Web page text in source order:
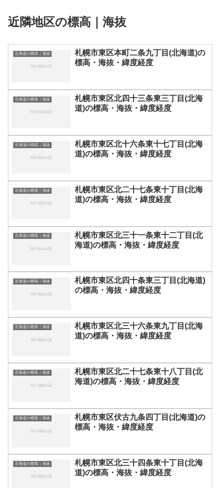
近隣地区の標高｜海抜
北海道の標高｜海抜
札幌市東区本町二条九丁目(北海道)の
標高・海抜・緯度経度
北海道の標高｜海抜
札幌市東区北四十三条東三丁目(北海
道)の標高・海抜・緯度経度
北海道の標高｜海抜
札幌市東区北十六条東十七丁目(北海
道)の標高・海抜・緯度経度
北海道の標高｜海抜
札幌市東区北二十七条東十丁目(北海
道)の標高・海抜・緯度経度
北海道の標高｜海抜
札幌市東区北三十一条東十二丁目(北
海道)の標高・海抜・緯度経度
北海道の標高｜海抜
札幌市東区北四十条東三丁目(北海道)
の標高・海抜・緯度経度
北海道の標高｜海抜
札幌市東区北三十六条東九丁目(北海
道)の標高・海抜・緯度経度
北海道の標高｜海抜
札幌市東区北二十七条東十八丁目(北
海道)の標高・海抜・緯度経度
北海道の標高｜海抜
札幌市東区伏古九条四丁目(北海道)の
標高・海抜・緯度経度
北海道の標高｜海抜
札幌市東区北三十四条東十丁目(北海
道)の標高・海抜・緯度経度